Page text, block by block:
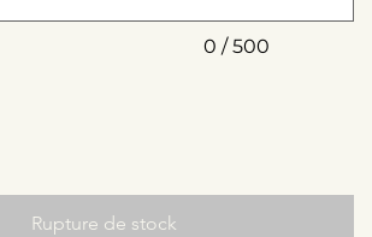
0 / 500
Rupture de stock